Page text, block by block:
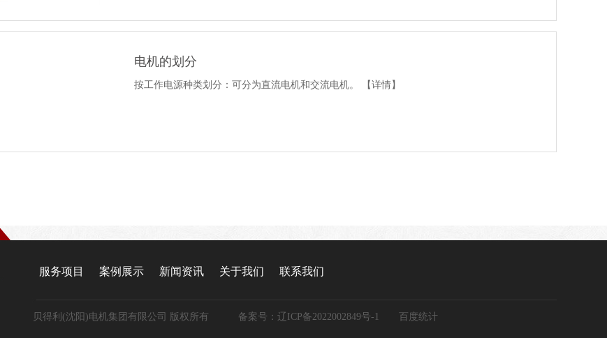
电机的划分
按工作电源种类划分：可分为直流电机和交流电机。 【详情】
服务项目 案例展示 新闻资讯 关于我们 联系我们
贝得利(沈阳)电机集团有限公司 版权所有 备案号： 辽ICP备2022002849号-1 百度统计